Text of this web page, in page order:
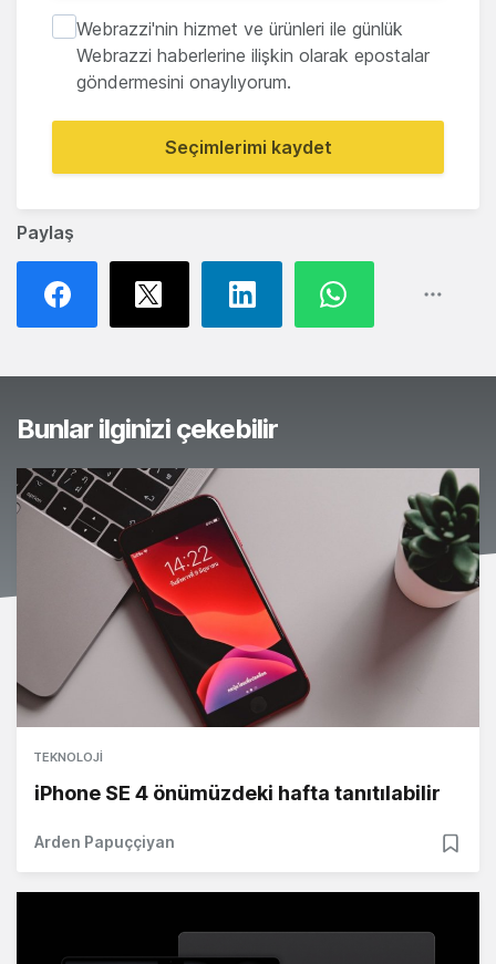
Paylaş
Webrazzi'nin hizmet ve ürünleri ile günlük
Webrazzi haberlerine ilişkin olarak epostalar
göndermesini onaylıyorum.
Seçimlerimi kaydet
Bunlar ilginizi çekebilir
TEKNOLOJI
iPhone SE 4 önümüzdeki hafta tanıtılabilir
Arden Papuççiyan